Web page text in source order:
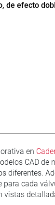
de efecto
en
CAD de
diferentes.
para cada
vistas